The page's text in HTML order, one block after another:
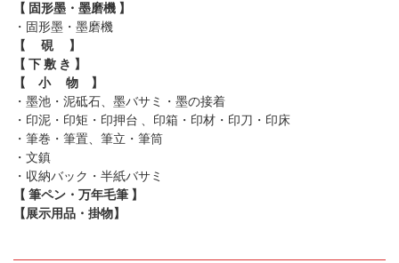
【 固形墨・墨磨機 】
・固形墨 ・墨磨機
【 硯 】
【 下 敷 き 】
【 小 物 】
・墨池・泥砥石、墨バサミ・墨の接着
・印泥・印矩・印押台 、印箱・印材・印刀・印床
・筆巻・筆置、筆立・筆筒
・文鎮
・収納バック・半紙バサミ
【 筆ペン・万年毛筆 】
【展示用品・掛物】